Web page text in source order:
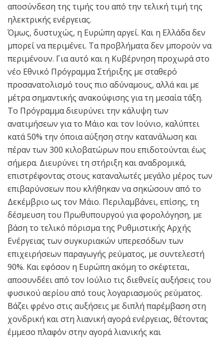
αποσύνδεση της τιμής του από την τελική τιμή της
ηλεκτρικής ενέργειας.
Όμως, δυστυχώς, η Ευρώπη αργεί. Και η Ελλάδα δεν
μπορεί να περιμένει. Τα προβλήματα δεν μπορούν να
περιμένουν. Για αυτό και η Κυβέρνηση προχωρά στο
νέο Εθνικό Πρόγραμμα Στήριξης με σταθερό
προσανατολισμό τους πιο αδύναμους, αλλά και με
μέτρα σημαντικής ανακούφισης για τη μεσαία τάξη.
Το Πρόγραμμα διευρύνει την κάλυψη των
ανατιμήσεων για το Μάιο και τον Ιούνιο, καλύπτει
κατά 50% την όποια αύξηση στην κατανάλωση και
πέραν των 300 κιλοβατώρων που επιδοτούνται έως
σήμερα. Διευρύνει τη στήριξη και αναδρομικά,
επιστρέφοντας στους καταναλωτές μεγάλο μέρος των
επιβαρύνσεων που κλήθηκαν να σηκώσουν από το
Δεκέμβριο ως τον Μάιο. Περιλαμβάνει, επίσης, τη
δέσμευση του Πρωθυπουργού για φορολόγηση, με
βάση το τελικό πόρισμα της Ρυθμιστικής Αρχής
Ενέργειας των συγκυριακών υπερεσόδων των
επιχειρήσεων παραγωγής ρεύματος, με συντελεστή
90%. Και εφόσον η Ευρώπη ακόμη το σκέφτεται,
αποσυνδέει από τον Ιούλιο τις διεθνείς αυξήσεις του
φυσικού αερίου από τους λογαριασμούς ρεύματος.
Βάζει φρένο στις αυξήσεις με διπλή παρέμβαση στη
χονδρική και στη λιανική αγορά ενέργειας, θέτοντας
έμμεσο πλαφόν στην αγορά λιανικής και